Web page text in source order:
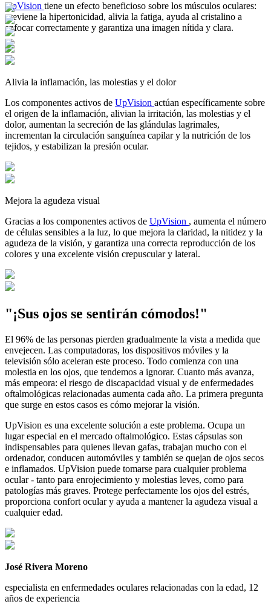
UpVision tiene un efecto beneficioso sobre los músculos oculares:
previene la hipertonicidad, alivia la fatiga, ayuda al cristalino a
enfocar correctamente y garantiza una imagen nítida y clara.
Alivia la inflamación, las molestias y el dolor
Los componentes activos de UpVision actúan específicamente sobre
el origen de la inflamación, alivian la irritación, las molestias y el
dolor, aumentan la secreción de las glándulas lagrimales,
incrementan la circulación sanguínea capilar y la nutrición de los
tejidos, y estabilizan la presión ocular.
Mejora la agudeza visual
Gracias a los componentes activos de UpVision , aumenta el número
de células sensibles a la luz, lo que mejora la claridad, la nitidez y la
agudeza de la visión, y garantiza una correcta reproducción de los
colores y una excelente visión crepuscular y lateral.
"¡Sus ojos se sentirán cómodos!"
El 96% de las personas pierden gradualmente la vista a medida que
envejecen. Las computadoras, los dispositivos móviles y la
televisión sólo aceleran este proceso. Todo comienza con una
molestia en los ojos, que tendemos a ignorar. Cuanto más avanza,
más empeora: el riesgo de discapacidad visual y de enfermedades
oftalmológicas relacionadas aumenta cada año. La primera pregunta
que surge en estos casos es cómo mejorar la visión.
UpVision es una excelente solución a este problema. Ocupa un
lugar especial en el mercado oftalmológico. Estas cápsulas son
indispensables para quienes llevan gafas, trabajan mucho con el
ordenador, conducen automóviles y también se quejan de ojos secos
e inflamados. UpVision puede tomarse para cualquier problema
ocular - tanto para enrojecimiento y molestias leves, como para
patologías más graves. Protege perfectamente los ojos del estrés,
proporciona confort ocular y ayuda a mantener la agudeza visual a
cualquier edad.
José Rivera Moreno
especialista en enfermedades oculares relacionadas con la edad, 12
años de experiencia